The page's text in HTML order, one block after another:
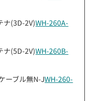
ナ(3D-2V)WH-260A-
ナ(5D-2V)WH-260B-
ーブル無N-JWH-260-